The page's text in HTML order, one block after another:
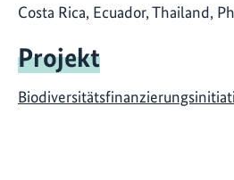
Costa Rica, Ecuador, Thailand,
Projekt